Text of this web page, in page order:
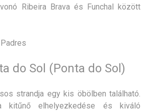
Ribeira Brava és Funchal között
do Sol (Ponta do Sol)
strandja egy kis öbölben található.
kitűnő elhelyezkedése és kiváló